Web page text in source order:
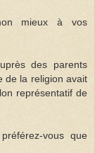
mieux à vos
des parents
de la religion avait
représentatif de
vous que